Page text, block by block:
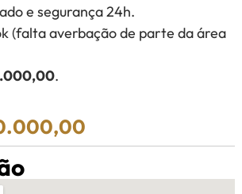
e segurança 24h.
(falta averbação de parte da área
.